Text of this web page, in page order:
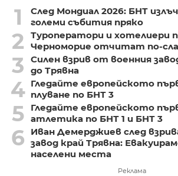
1
След Мондиал 2026: БНТ
големи събития пряко
2
Туроператори и хотелиери
Черноморие отчитат по-
3
Силен взрив от военния
до Трявна
4 Гледайте европейското
плуване по БНТ 3
5
Гледайте европейското
атлетика по БНТ 1 и БНТ 3
6
Иван Демерджиев след
завод край Трявна:
населени места
Реклама